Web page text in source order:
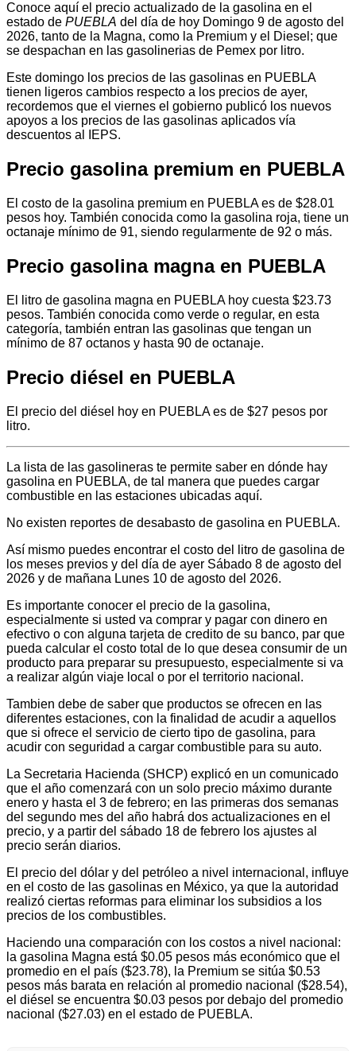
Conoce aquí el precio actualizado de la gasolina en el
estado de PUEBLA del día de hoy Domingo 9 de agosto del
2026, tanto de la Magna, como la Premium y el Diesel; que
se despachan en las gasolinerias de Pemex por litro.
Este domingo los precios de las gasolinas en PUEBLA
tienen ligeros cambios respecto a los precios de ayer,
recordemos que el viernes el gobierno publicó los nuevos
apoyos a los precios de las gasolinas aplicados vía
descuentos al IEPS.
Precio gasolina premium en PUEBLA
El costo de la gasolina premium en PUEBLA es de $28.01
pesos hoy. También conocida como la gasolina roja, tiene un
octanaje mínimo de 91, siendo regularmente de 92 o más.
Precio gasolina magna en PUEBLA
El litro de gasolina magna en PUEBLA hoy cuesta $23.73
pesos. También conocida como verde o regular, en esta
categoría, también entran las gasolinas que tengan un
mínimo de 87 octanos y hasta 90 de octanaje.
Precio diésel en PUEBLA
El precio del diésel hoy en PUEBLA es de $27 pesos por
litro.
La lista de las gasolineras te permite saber en dónde hay
gasolina en PUEBLA, de tal manera que puedes cargar
combustible en las estaciones ubicadas aquí.
No existen reportes de desabasto de gasolina en PUEBLA.
Así mismo puedes encontrar el costo del litro de gasolina de
los meses previos y del día de ayer Sábado 8 de agosto del
2026 y de mañana Lunes 10 de agosto del 2026.
Es importante conocer el precio de la gasolina,
especialmente si usted va comprar y pagar con dinero en
efectivo o con alguna tarjeta de credito de su banco, par que
pueda calcular el costo total de lo que desea consumir de un
producto para preparar su presupuesto, especialmente si va
a realizar algún viaje local o por el territorio nacional.
Tambien debe de saber que productos se ofrecen en las
diferentes estaciones, con la finalidad de acudir a aquellos
que si ofrece el servicio de cierto tipo de gasolina, para
acudir con seguridad a cargar combustible para su auto.
La Secretaria Hacienda (SHCP) explicó en un comunicado
que el año comenzará con un solo precio máximo durante
enero y hasta el 3 de febrero; en las primeras dos semanas
del segundo mes del año habrá dos actualizaciones en el
precio, y a partir del sábado 18 de febrero los ajustes al
precio serán diarios.
El precio del dólar y del petróleo a nivel internacional, influye
en el costo de las gasolinas en México, ya que la autoridad
realizó ciertas reformas para eliminar los subsidios a los
precios de los combustibles.
Haciendo una comparación con los costos a nivel nacional:
la gasolina Magna está $0.05 pesos más económico que el
promedio en el país ($23.78), la Premium se sitúa $0.53
pesos más barata en relación al promedio nacional ($28.54),
el diésel se encuentra $0.03 pesos por debajo del promedio
nacional ($27.03) en el estado de PUEBLA.